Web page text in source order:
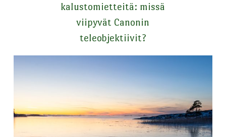
kalustomietteitä: missä
viipyvät Canonin
teleobjektiivit?